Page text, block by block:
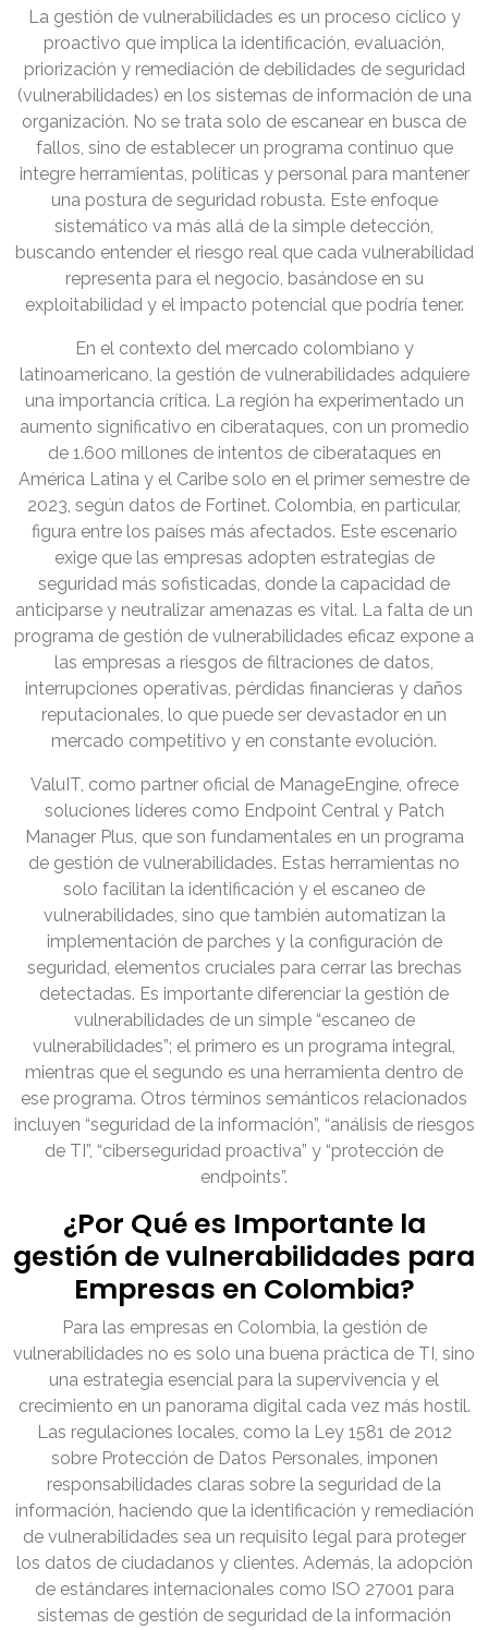
La gestión de vulnerabilidades es un proceso cíclico y
proactivo que implica la identificación, evaluación,
priorización y remediación de debilidades de seguridad
(vulnerabilidades) en los sistemas de información de una
organización. No se trata solo de escanear en busca de
fallos, sino de establecer un programa continuo que
integre herramientas, políticas y personal para mantener
una postura de seguridad robusta. Este enfoque
sistemático va más allá de la simple detección,
buscando entender el riesgo real que cada vulnerabilidad
representa para el negocio, basándose en su
exploitabilidad y el impacto potencial que podría tener.
En el contexto del mercado colombiano y
latinoamericano, la gestión de vulnerabilidades adquiere
una importancia crítica. La región ha experimentado un
aumento significativo en ciberataques, con un promedio
de 1.600 millones de intentos de ciberataques en
América Latina y el Caribe solo en el primer semestre de
2023, según datos de Fortinet. Colombia, en particular,
figura entre los países más afectados. Este escenario
exige que las empresas adopten estrategias de
seguridad más sofisticadas, donde la capacidad de
anticiparse y neutralizar amenazas es vital. La falta de un
programa de gestión de vulnerabilidades eficaz expone a
las empresas a riesgos de filtraciones de datos,
interrupciones operativas, pérdidas financieras y daños
reputacionales, lo que puede ser devastador en un
mercado competitivo y en constante evolución.
ValuIT, como partner oficial de ManageEngine, ofrece
soluciones líderes como Endpoint Central y Patch
Manager Plus, que son fundamentales en un programa
de gestión de vulnerabilidades. Estas herramientas no
solo facilitan la identificación y el escaneo de
vulnerabilidades, sino que también automatizan la
implementación de parches y la configuración de
seguridad, elementos cruciales para cerrar las brechas
detectadas. Es importante diferenciar la gestión de
vulnerabilidades de un simple “escaneo de
vulnerabilidades”; el primero es un programa integral,
mientras que el segundo es una herramienta dentro de
ese programa. Otros términos semánticos relacionados
incluyen “seguridad de la información”, “análisis de riesgos
de TI”, “ciberseguridad proactiva” y “protección de
endpoints”.
¿Por Qué es Importante la
gestión de vulnerabilidades para
Empresas en Colombia?
Para las empresas en Colombia, la gestión de
vulnerabilidades no es solo una buena práctica de TI, sino
una estrategia esencial para la supervivencia y el
crecimiento en un panorama digital cada vez más hostil.
Las regulaciones locales, como la Ley 1581 de 2012
sobre Protección de Datos Personales, imponen
responsabilidades claras sobre la seguridad de la
información, haciendo que la identificación y remediación
de vulnerabilidades sea un requisito legal para proteger
los datos de ciudadanos y clientes. Además, la adopción
de estándares internacionales como ISO 27001 para
sistemas de gestión de seguridad de la información